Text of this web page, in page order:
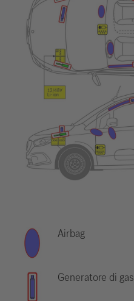
Airbag
Generatore di gas